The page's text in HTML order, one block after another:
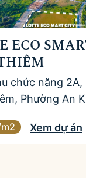
ECO
chức năng
Phường An
Xem dự án